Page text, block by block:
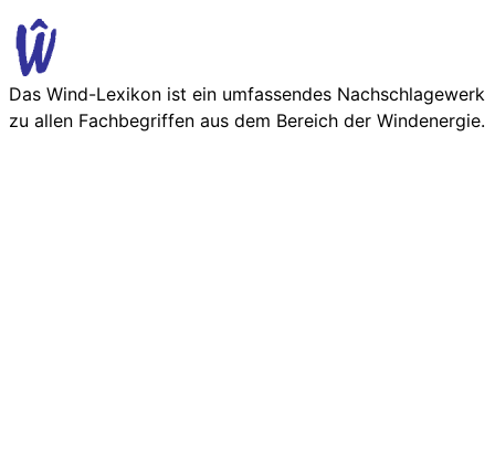
Das Wind-Lexikon ist ein umfassendes Nachschlage­werk
zu allen Fachbegriffen aus dem Bereich der Wind­energie.